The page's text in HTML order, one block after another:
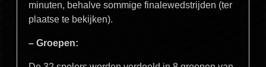
minuten, behalve sommige finalewedstrijden (ter
plaatse te bekijken).
– Groepen: